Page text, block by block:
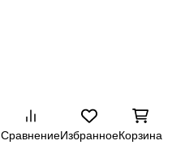
СравнениеИзбранноеКорзина